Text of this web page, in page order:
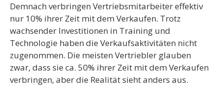
Demnach verbringen Vertriebsmitarbeiter effektiv
nur 10% ihrer Zeit mit dem Verkaufen. Trotz
wachsender Investitionen in Training und
Technologie haben die Verkaufsaktivitäten nicht
zugenommen. Die meisten Vertriebler glauben
zwar, dass sie ca. 50% ihrer Zeit mit dem Verkaufen
verbringen, aber die Realität sieht anders aus.